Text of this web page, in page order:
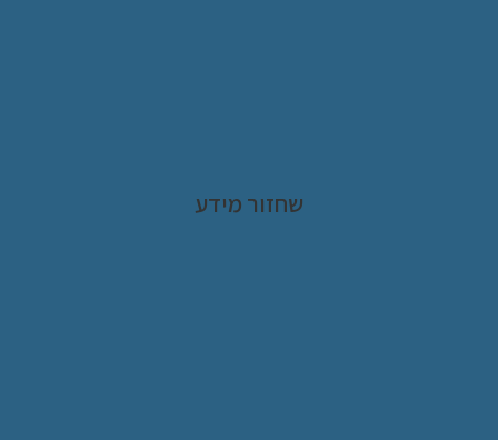
שחזור מידע